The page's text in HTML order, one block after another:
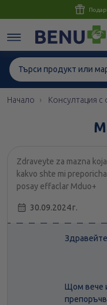
Начало Консултация
Zdraveyte za mazna
kakvo shte mi
posay effaclar Mduo+
30.09.2024 г.
Щом вече